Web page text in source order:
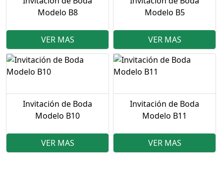
Modelo B8
VER MAS
Modelo B5
VER MAS
Invitación de Boda
Modelo B10
VER MAS
Invitación de Boda
Modelo B11
VER MAS